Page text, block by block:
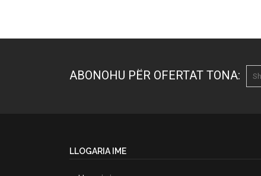
ABONOHU PËR OFERTAT TONA:
LLOGARIA IME